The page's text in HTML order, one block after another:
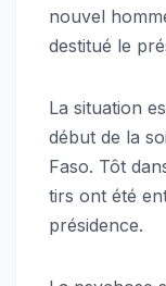
nouvel
destitué le
La situation
début de la
Faso. Tôt
tirs ont été
présidence.